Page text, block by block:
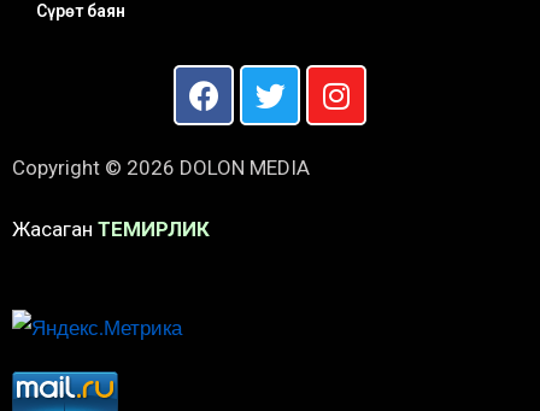
Сүрөт баян
Copyright © 2026 DOLON MEDIA
Жасаган ТЕМИРЛИК